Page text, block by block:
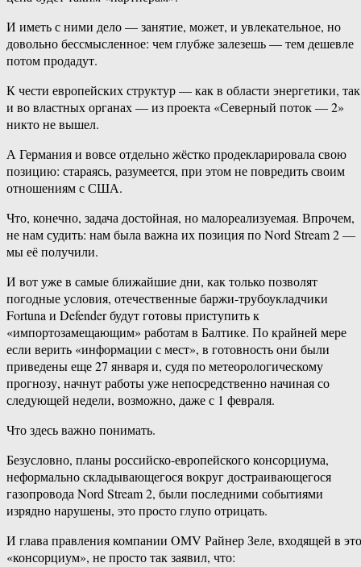
И иметь с ними дело — занятие, может, и увлекательное, но
довольно бессмысленное: чем глубже залезешь — тем дешевле
потом продадут.
К чести европейских структур — как в области энергетики, так
и во властных органах — из проекта «Северный поток — 2»
никто не вышел.
А Германия и вовсе отдельно жёстко продекларировала свою
позицию: стараясь, разумеется, при этом не повредить своим
отношениям с США.
Что, конечно, задача достойная, но малореализуемая. Впрочем,
не нам судить: нам была важна их позиция по Nord Stream 2 —
мы её получили.
И вот уже в самые ближайшие дни, как только позволят
погодные условия, отечественные баржи-трубоукладчики
Fortuna и Defender будут готовы приступить к
«импортозамещающим» работам в Балтике. По крайней мере
если верить «информации с мест», в готовность они были
приведены еще 27 января и, судя по метеорологическому
прогнозу, начнут работы уже непосредственно начиная со
следующей недели, возможно, даже с 1 февраля.
Что здесь важно понимать.
Безусловно, планы российско-европейского консорциума,
неформально складывающегося вокруг достраивающегося
газопровода Nord Stream 2, были последними событиями
изрядно нарушены, это просто глупо отрицать.
И глава правления компании OMV Райнер Зеле, входящей в
«консорциум», не просто так заявил, что: